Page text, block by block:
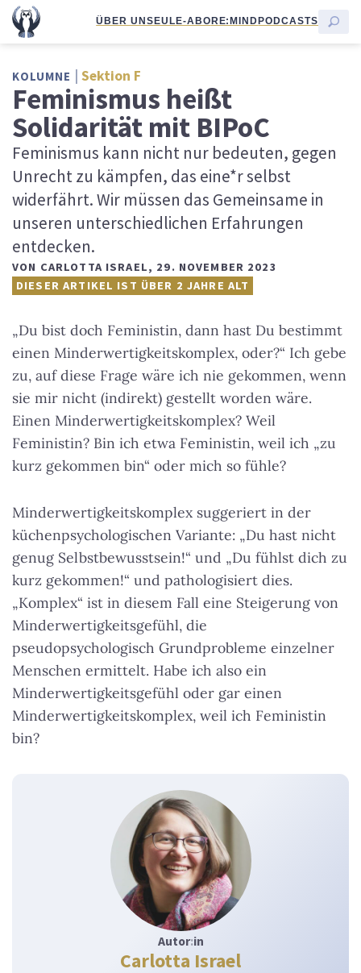
ÜBER UNSEULE-ABORE:MINDPODCASTS
KOLUMNE Sektion F
Feminismus heißt
Solidarität mit BIPoC
Feminismus kann nicht nur bedeuten, gegen
Unrecht zu kämpfen, das eine*r selbst
widerfährt. Wir müssen das Gemeinsame in
unseren unterschiedlichen Erfahrungen
entdecken.
VON CARLOTTA ISRAEL, 29. NOVEMBER 2023
DIESER ARTIKEL IST ÜBER 2 JAHRE ALT
„Du bist doch Feministin, dann hast Du bestimmt
einen Minderwertigkeitskomplex, oder?“ Ich gebe
zu, auf diese Frage wäre ich nie gekommen, wenn
sie mir nicht (indirekt) gestellt worden wäre.
Einen Minderwertigkeitskomplex? Weil
Feministin? Bin ich etwa Feministin, weil ich „zu
kurz gekommen bin“ oder mich so fühle?
Minderwertigkeitskomplex suggeriert in der
küchenpsychologischen Variante: „Du hast nicht
genug Selbstbewusstsein!“ und „Du fühlst dich zu
kurz gekommen!“ und pathologisiert dies.
„Komplex“ ist in diesem Fall eine Steigerung von
Minderwertigkeitsgefühl, die
pseudopsychologisch Grundprobleme einzelner
Menschen ermittelt. Habe ich also ein
Minderwertigkeitsgefühl oder gar einen
Minderwertigkeitskomplex, weil ich Feministin
bin?
Autor:in
Carlotta Israel